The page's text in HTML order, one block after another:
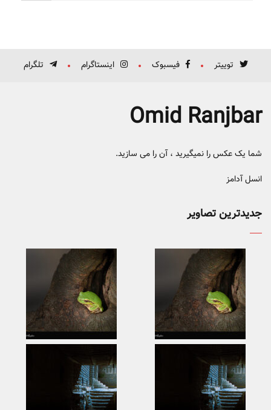
توییتر فیسبوک اینستاگرام تلگرام
Omid Ranjbar
شما یک عکس را نمیگیرید ، آن را می سازید.
انسل آدامز
جدیدترین تصاویر